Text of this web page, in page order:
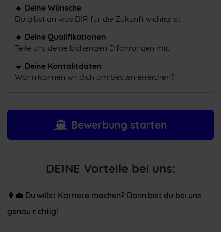
🔹 Deine Wünsche
Du gibst an was DIR für die Zukunft wichtig ist.
🔹 Deine Qualifikationen
Teile uns deine bisherigen Erfahrungen mit.
🔹 Deine Kontaktdaten
Wann können wir dich am besten erreichen?
Bewerbung starten
DEINE Vorteile bei uns:
👩‍💼 Du willst Karriere machen? Dann bist du bei uns
genau richtig!